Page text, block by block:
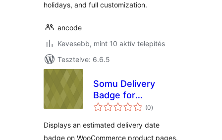
holidays, and full customization.
ancode
Kevesebb, mint 10 aktív telepítés
Tesztelve: 6.6.5
Somu Delivery
Badge for
WooCommerce
(0értékelés
összesen
)
Displays an estimated delivery date
badge on WooCommerce product pages.